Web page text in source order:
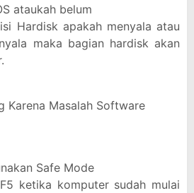
ataukah belum
Hardisk apakah menyala atau
maka bagian hardisk akan
Karena Masalah Software
Safe Mode
ketika komputer sudah mulai